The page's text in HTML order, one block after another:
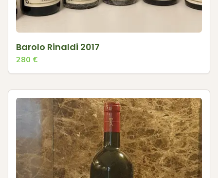
Barolo Rinaldi 2017
280 €